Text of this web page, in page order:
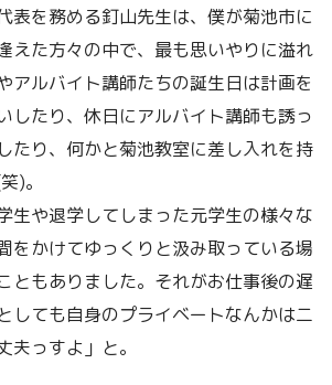
表を務める釘山先生は、僕が菊池市に
えた方々の中で、最も思いやりに溢れ
アルバイト講師たちの誕生日は計画を
したり、休日にアルバイト講師も誘っ
たり、何かと菊池教室に差し入れを持
)。
生や退学してしまった元学生の様々な
をかけてゆっくりと汲み取っている場
ともありました。それがお仕事後の遅
しても自身のプライベートなんかは二
夫っすよ」と。